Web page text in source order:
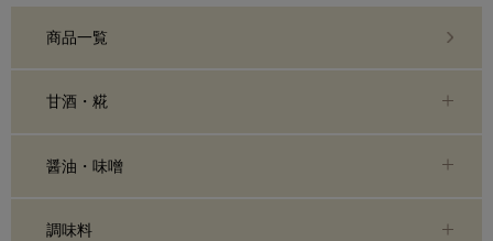
商品一覧
甘酒・糀
醤油・味噌
調味料